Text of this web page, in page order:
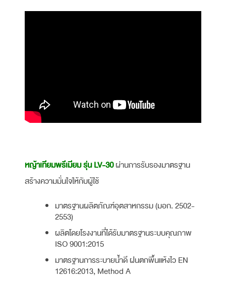
หญ้าเทียมพรีเมียม รุ่น LV-30ผ่านการรับรองมาตรฐาน
สร้างความมั่นใจให้กับผู้ใช้
มาตรฐานผลิตภัณฑ์อุตสาหกรรม (มอก. 2502-
2553)
ผลิตโดยโรงงานที่ได้รับมาตรฐานระบบคุณภาพ
ISO 9001:2015
มาตรฐานการระบายน้ำดี ฝนตกพื้นแห้งไว EN
12616:2013, Method A